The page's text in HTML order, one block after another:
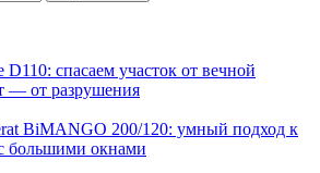
D110: спасаем участок от вечной
— от разрушения
BiMANGO 200/120: умный подход к
большими окнами